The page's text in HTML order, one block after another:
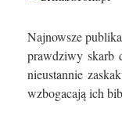
Najnowsze
prawdziwy skarb
nieustannie
wzbogacają ich